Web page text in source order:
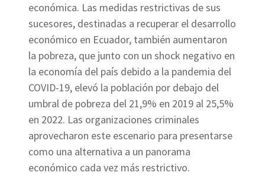
económica. Las medidas restrictivas de sus
sucesores, destinadas a recuperar el desarrollo
económico en Ecuador, también aumentaron
la pobreza, que junto con un shock negativo en
la economía del país debido a la pandemia del
COVID-19, elevó la población por debajo del
umbral de pobreza del 21,9% en 2019 al 25,5%
en 2022. Las organizaciones criminales
aprovecharon este escenario para presentarse
como una alternativa a un panorama
económico cada vez más restrictivo.